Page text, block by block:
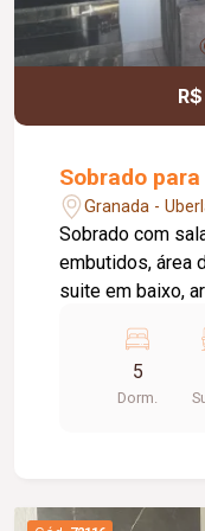
Sobrado
Granada -
Sobrado com
embutidos, área
suite em baixo,
carros cobertos.
quarto, varanda
5
Dorm.